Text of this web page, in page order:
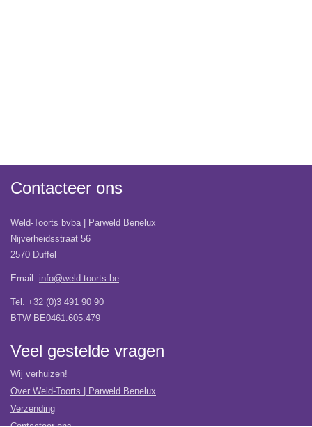
Contacteer ons
Weld-Toorts bvba | Parweld Benelux
Nijverheidsstraat 56
2570 Duffel
Email: info@weld-toorts.be
Tel. +32 (0)3 491 90 90
BTW BE0461.605.479
Veel gestelde vragen
Wij verhuizen!
Over Weld-Toorts | Parweld Benelux
Verzending